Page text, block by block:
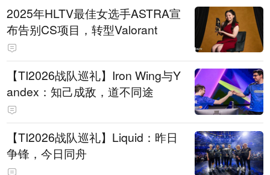
2025年HLTV最佳女选手ASTRA宣
布告别CS项目，转型Valorant
【TI2026战队巡礼】Iron Wing与Y
andex：知己成敌，道不同途
【TI2026战队巡礼】Liquid：昨日
争锋，今日同舟